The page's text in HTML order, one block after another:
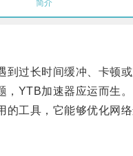
简介
长时间缓冲、卡顿或
YTB加速器应运而生。
具，它能够优化网络